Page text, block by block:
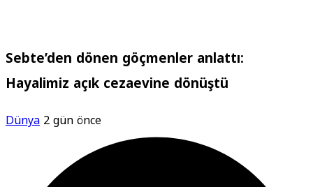
Sebte’den dönen göçmenler anlattı:
Hayalimiz açık cezaevine dönüştü
Dünya2 gün önce